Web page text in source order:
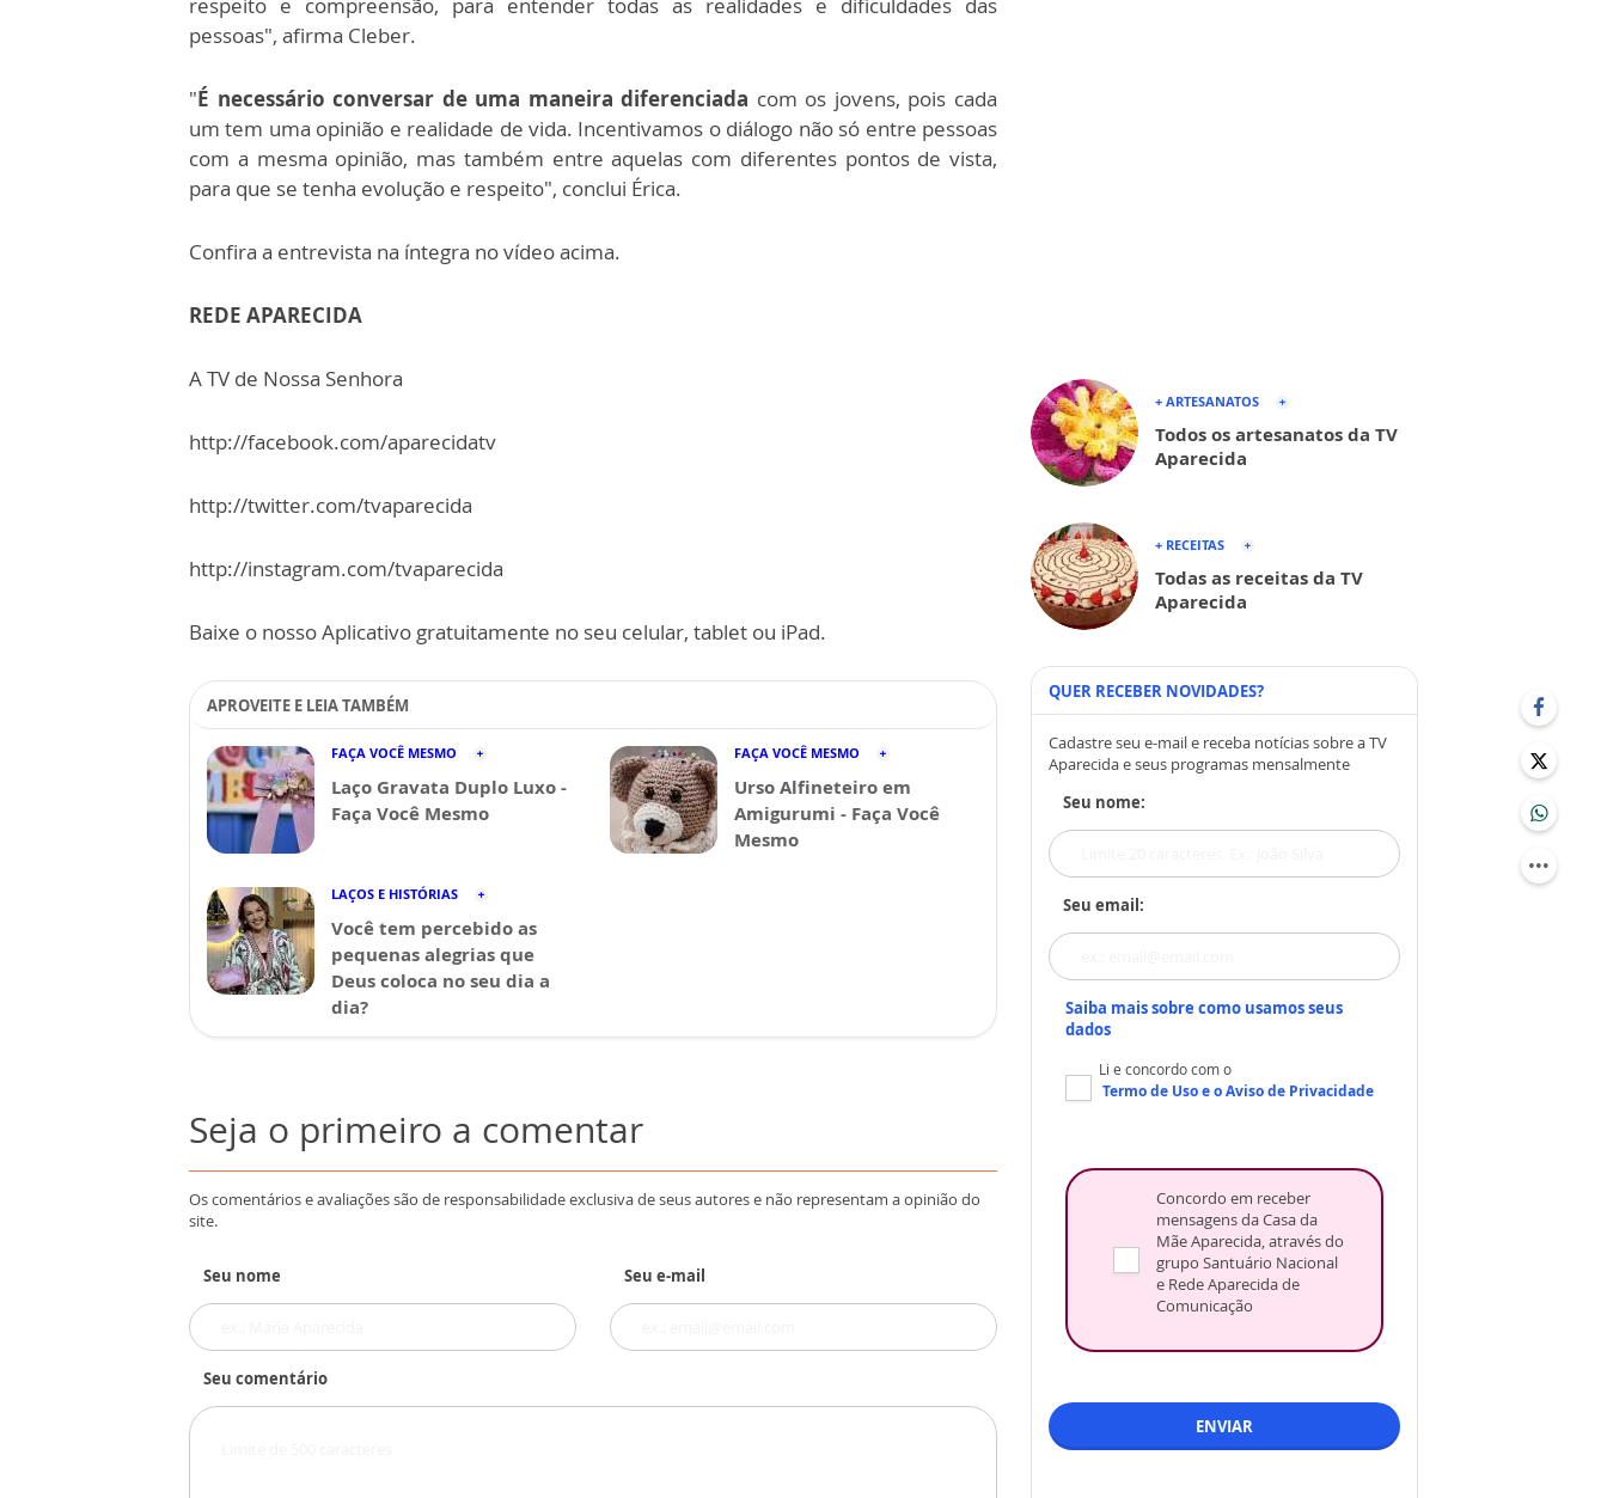
pessoas", afirma Cleber.
"É necessário conversar de uma maneira diferenciada com os jovens, pois cada
um tem uma opinião e realidade de vida. Incentivamos o diálogo não só entre pessoas
com a mesma opinião, mas também entre aquelas com diferentes pontos de vista,
para que se tenha evolução e respeito", conclui Érica.
Confira a entrevista na íntegra no vídeo acima.
REDE APARECIDA
A TV de Nossa Senhora
http://facebook.com/aparecidatv
http://twitter.com/tvaparecida
http://instagram.com/tvaparecida
Baixe o nosso Aplicativo gratuitamente no seu celular, tablet ou iPad.
APROVEITE E LEIA TAMBÉM
FAÇA VOCÊ MESMO
Laço Gravata Duplo Luxo -
Faça Você Mesmo
FAÇA VOCÊ MESMO
Urso Alfineteiro em
Amigurumi - Faça Você
Mesmo
LAÇOS E HISTÓRIAS
Você tem percebido as
pequenas alegrias que
Deus coloca no seu dia a
dia?
Seja o primeiro a comentar
Os comentários e avaliações são de responsabilidade exclusiva de seus autores e não representam a opinião do
site.
Seu nome Seu e-mail
Seu comentário
+ ARTESANATOS
Todos os artesanatos da TV
Aparecida
+ RECEITAS
Todas as receitas da TV
Aparecida
QUER RECEBER NOVIDADES?
Cadastre seu e-mail e receba notícias sobre a TV
Aparecida e seus programas mensalmente
Seu nome:
Seu email:
Saiba mais sobre como usamos seus
dados
Li e concordo com o
Termo de Usoe oAviso de Privacidade
Concordo em receber
mensagens da Casa da
Mãe Aparecida, através do
grupo Santuário Nacional
e Rede Aparecida de
Comunicação
ENVIAR